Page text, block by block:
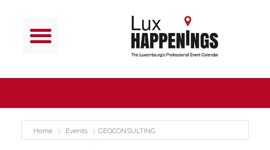
Home Events GEOCONSULTING